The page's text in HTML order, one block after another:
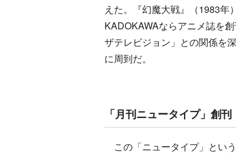
えた。『幻魔大戦』（1983年
KADOKAWAならアニメ誌を
ザテレビジョン」との関係を
に周到だ。
「月刊ニュータイプ」創
この「ニュータイプ」とい